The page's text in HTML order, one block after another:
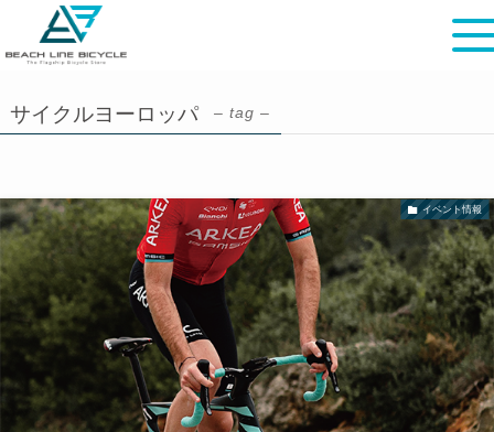
サイクルヨーロッパ – tag –
イベント情報